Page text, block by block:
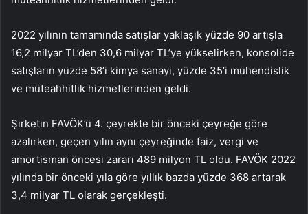
2022 yılının tamamında satışlar yaklaşık yüzde 90 artışla
16,2 milyar TL’den 30,6 milyar TL’ye yükselirken, konsolide
satışların yüzde 58’i kimya sanayi, yüzde 35’i mühendislik
ve müteahhitlik hizmetlerinden geldi.
Şirketin FAVÖK’ü 4. çeyrekte bir önceki çeyreğe göre
azalırken, geçen yılın aynı çeyreğinde faiz, vergi ve
amortisman öncesi zararı 489 milyon TL oldu. FAVÖK 2022
yılında bir önceki yıla göre yıllık bazda yüzde 368 artarak
3,4 milyar TL olarak gerçekleşti.